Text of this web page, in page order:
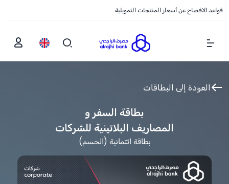
قواعد الافصاح عن أسعار المنتجات التمويلية
Show Menu
العودة إلى البطاقات
بطاقة السفر و
المصاريف البلاتينية للشركات
بطاقة ائتمانية (الحسم)